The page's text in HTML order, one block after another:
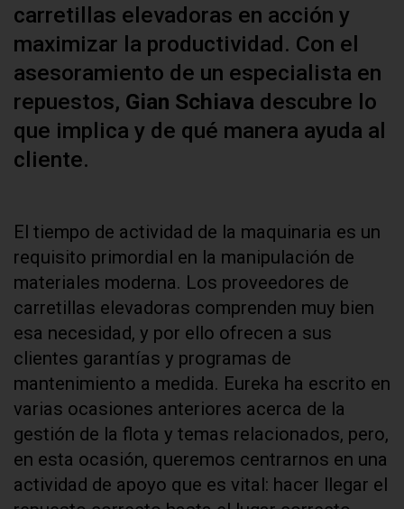
carretillas elevadoras en acción y
maximizar la productividad. Con el
asesoramiento de un especialista en
repuestos, Gian Schiava descubre lo
que implica y de qué manera ayuda al
cliente.
El tiempo de actividad de la maquinaria es un
requisito primordial en la manipulación de
materiales moderna. Los proveedores de
carretillas elevadoras comprenden muy bien
esa necesidad, y por ello ofrecen a sus
clientes garantías y programas de
mantenimiento a medida. Eureka ha escrito en
varias ocasiones anteriores acerca de la
gestión de la flota y temas relacionados, pero,
en esta ocasión, queremos centrarnos en una
actividad de apoyo que es vital: hacer llegar el